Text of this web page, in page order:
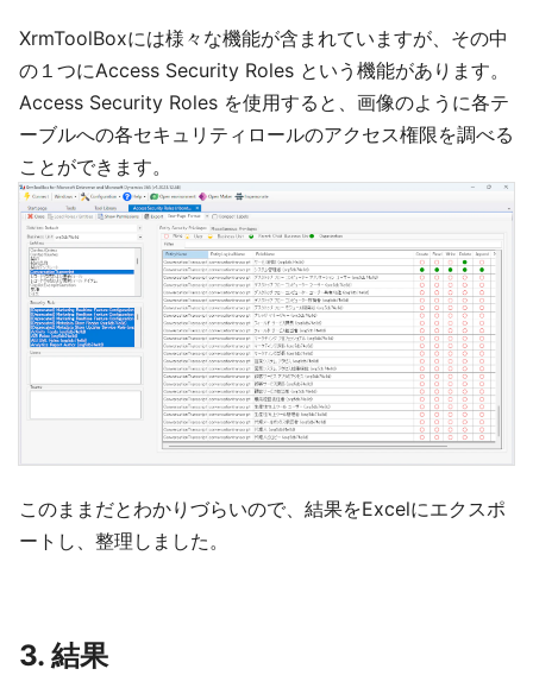
XrmToolBoxには様々な機能が含まれていますが、その中
の１つにAccess Security Roles という機能があります。
Access Security Roles を使用すると、画像のように各テ
ーブルへの各セキュリティロールのアクセス権限を調べる
ことができます。
このままだとわかりづらいので、結果をExcelにエクスポ
ートし、整理しました。
3. 結果